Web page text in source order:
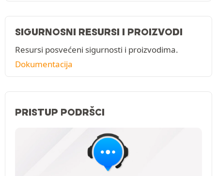
SIGURNOSNI RESURSI I PROIZVODI
Resursi posvećeni sigurnosti i proizvodima.
Dokumentacija
PRISTUP PODRŠCI